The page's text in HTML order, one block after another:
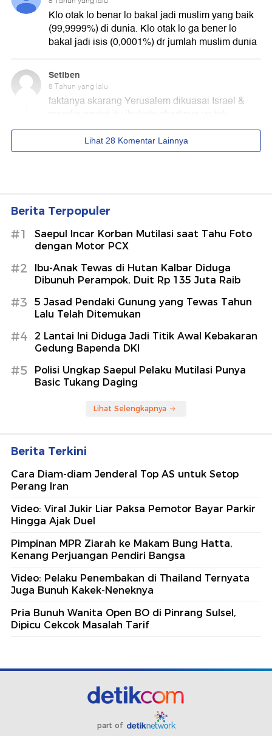
Berita Terpopuler
#1
Saepul Incar Korban Mutilasi saat Tahu Foto
dengan Motor PCX
#2
Ibu-Anak Tewas di Hutan Kalbar Diduga
Dibunuh Perampok, Duit Rp 135 Juta Raib
#3
5 Jasad Pendaki Gunung yang Tewas Tahun
Lalu Telah Ditemukan
#4
2 Lantai Ini Diduga Jadi Titik Awal Kebakaran
Gedung Bapenda DKI
#5
Polisi Ungkap Saepul Pelaku Mutilasi Punya
Basic Tukang Daging
Lihat Selengkapnya
Berita Terkini
Cara Diam-diam Jenderal Top AS untuk Setop
Perang Iran
Video: Viral Jukir Liar Paksa Pemotor Bayar Parkir
Hingga Ajak Duel
Pimpinan MPR Ziarah ke Makam Bung Hatta,
Kenang Perjuangan Pendiri Bangsa
Video: Pelaku Penembakan di Thailand Ternyata
Juga Bunuh Kakek-Neneknya
Pria Bunuh Wanita Open BO di Pinrang Sulsel,
Dipicu Cekcok Masalah Tarif
part of